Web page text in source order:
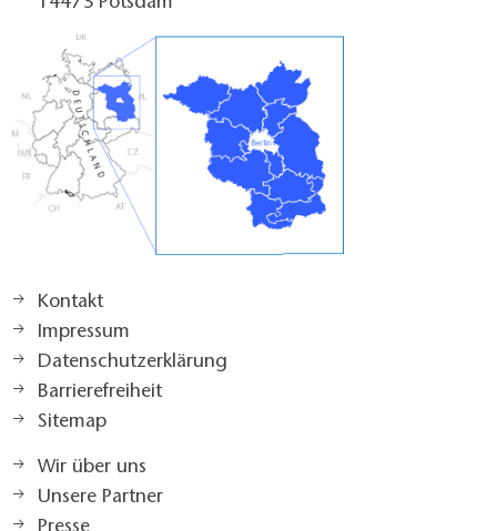
Kontakt
Impressum
Datenschutzerklärung
Barrierefreiheit
Sitemap
Wir über uns
Unsere Partner